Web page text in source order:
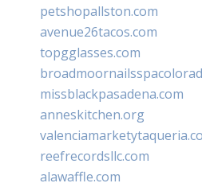
petshopallston.com
avenue26tacos.com
topgglasses.com
missblackpasadena.com
anneskitchen.org
reefrecordsllc.com
alawaffle.com